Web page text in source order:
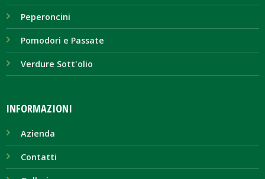
Peperoncini
Pomodori e Passate
Verdure Sott'olio
INFORMAZIONI
Azienda
Contatti